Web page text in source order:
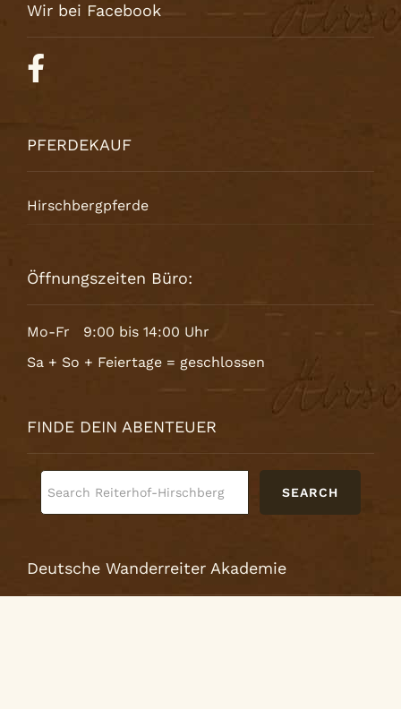
Wir bei Facebook
PFERDEKAUF
Hirschbergpferde
Öffnungszeiten Büro:
Mo-Fr 9:00 bis 14:00 Uhr
Sa + So + Feiertage = geschlossen
FINDE DEIN ABENTEUER
SEARCH
Deutsche Wanderreiter Akademie